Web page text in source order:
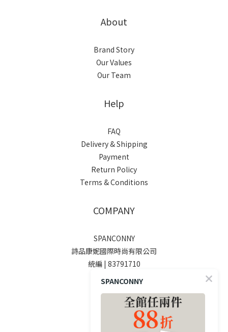
About
Brand Story
Our Values
Our Team
Help
FAQ
Delivery & Shipping
Payment
Return Policy
Terms & Conditions
COMPANY
SPANCONNY
詩品康妮國際時尚有限公司
統編 | 83791710
SOCIALS
SPANCONNY